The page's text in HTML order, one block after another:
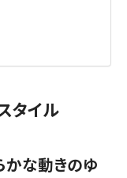
タイル
かな動きのゆ